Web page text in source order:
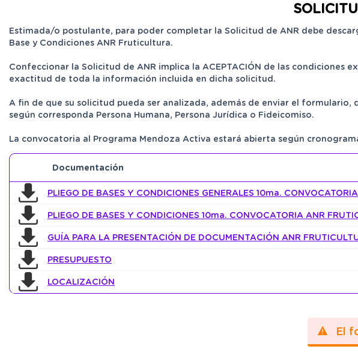
Estimada/o postulante, para poder completar la Solicitud de ANR debe
Base y Condiciones ANR Fruticultura.
Confeccionar la Solicitud de ANR implica la ACEPTACIÓN de las condiciones
exactitud de toda la información incluida en dicha solicitud.
A fin de que su solicitud pueda ser analizada, además de enviar el formulario,
según corresponda Persona Humana, Persona Jurídica o Fideicomiso.
La convocatoria al Programa Mendoza Activa estará abierta según
Documentación
PLIEGO DE BASES Y CONDICIONES GENERALES 10ma. CONVOCATORIA
PLIEGO DE BASES Y CONDICIONES 10ma. CONVOCATORIA ANR
GUÍA PARA LA PRESENTACIÓN DE DOCUMENTACIÓN ANR
PRESUPUESTO
LOCALIZACIÓN
El